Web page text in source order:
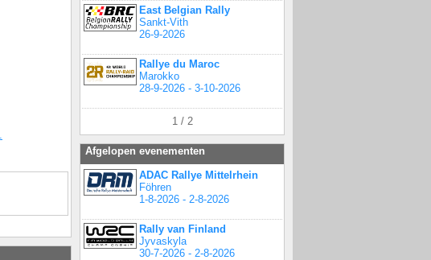
East Belgian Rally
Sankt-Vith
26-9-2026
Rallye du Maroc
Marokko
28-9-2026 - 3-10-2026
1 / 2
Afgelopen evenementen
ADAC Rallye Mittelrhein
Föhren
1-8-2026 - 2-8-2026
Rally van Finland
Jyvaskyla
30-7-2026 - 2-8-2026